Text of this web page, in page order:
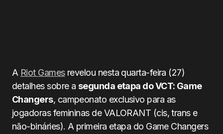
A Riot Gamesrevelou nesta quarta-feira (27)
detalhes sobre a segunda etapa do VCT: Game
Changers, campeonato exclusivo para as
jogadoras femininas de VALORANT (cis, trans e
não-bináries). A primeira etapa do Game Changers